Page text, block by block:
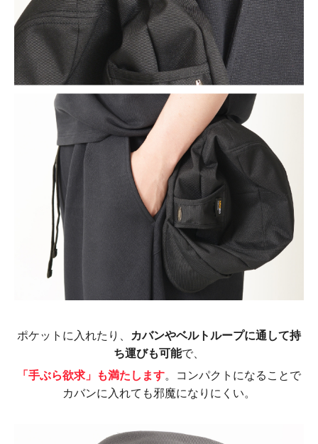
ポケットに入れたり、 カバンやベルトループに通して持
ち運びも可能で、
「手ぶら欲求」も満たします。コンパクトになることで
カバンに入れても邪魔になりにくい。